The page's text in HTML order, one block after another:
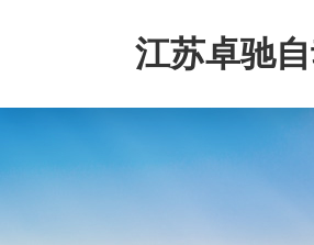
江苏卓驰